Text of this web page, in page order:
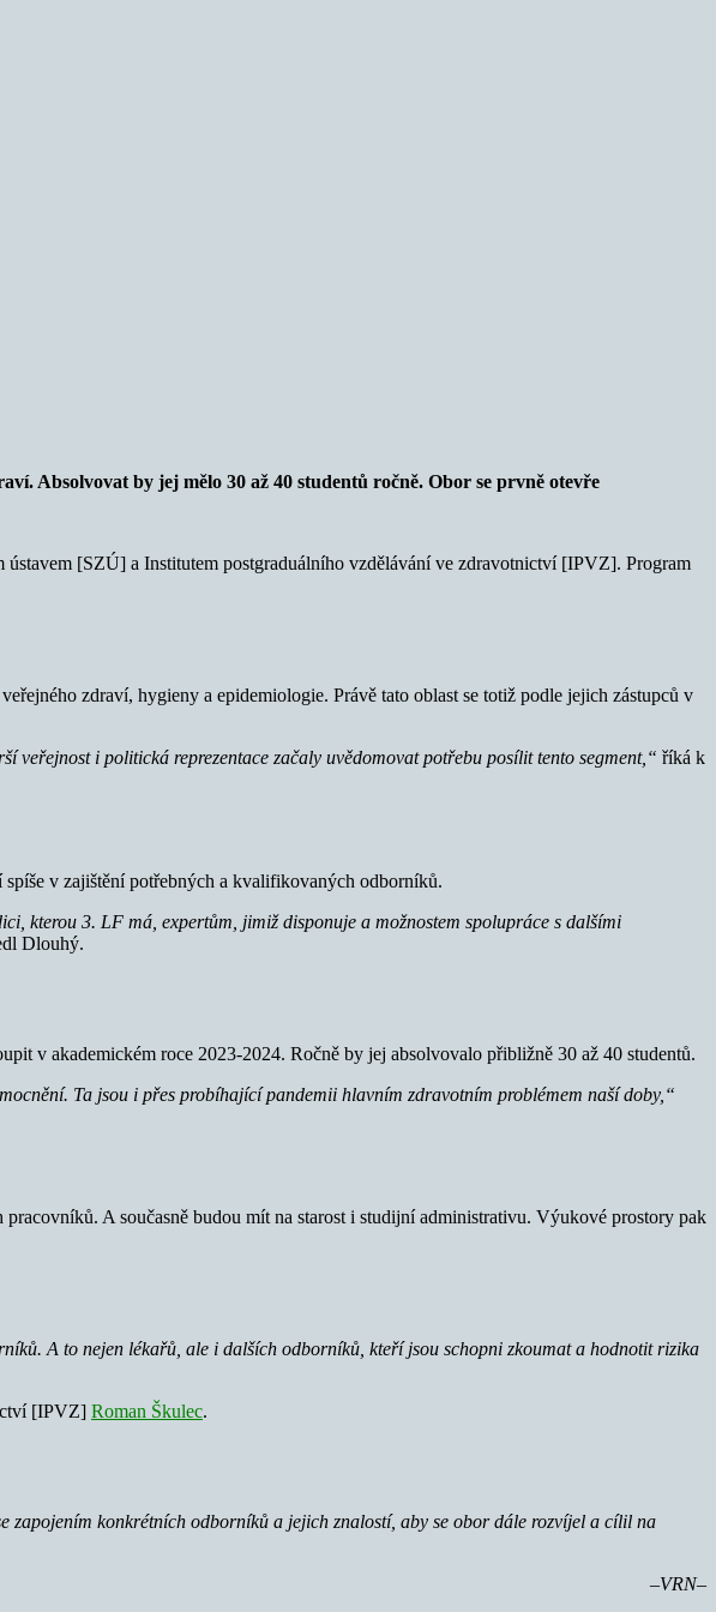
Absolvovat by jej mělo 30 až 40 studentů ročně. Obor se prvně otevře
[SZÚ] a Institutem postgraduálního vzdělávání ve zdravotnictví [IPVZ]. Program
zdraví, hygieny a epidemiologie. Právě tato oblast se totiž podle jejich zástupců v
veřejnost i politická reprezentace začaly uvědomovat potřebu posílit tento segment,“ říká k
v zajištění potřebných a kvalifikovaných odborníků.
kterou 3. LF má, expertům, jimiž disponuje a možnostem spolupráce s dalšími
Dlouhý.
v akademickém roce 2023-2024. Ročně by jej absolvovalo přibližně 30 až 40 studentů.
Ta jsou i přes probíhající pandemii hlavním zdravotním problémem naší doby,“
A současně budou mít na starost i studijní administrativu. Výukové prostory pak
A to nejen lékařů, ale i dalších odborníků, kteří jsou schopni zkoumat a hodnotit rizika
[IPVZ] Roman Škulec.
zapojením konkrétních odborníků a jejich znalostí, aby se obor dále rozvíjel a cílil na
–VRN–